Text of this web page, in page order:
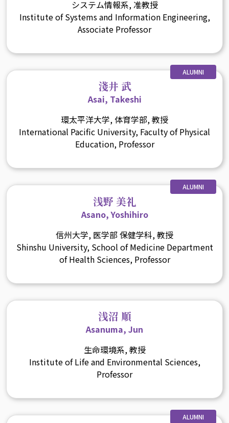
システム情報系, 准教授
Institute of Systems and Information Engineering,
Associate Professor
ALUMNI
淺井 武
Asai, Takeshi
環太平洋大学, 体育学部, 教授
International Pacific University, Faculty of Physical
Education, Professor
ALUMNI
浅野 美礼
Asano, Yoshihiro
信州大学, 医学部 保健学科, 教授
Shinshu University, School of Medicine Department
of Health Sciences, Professor
浅沼 順
Asanuma, Jun
生命環境系, 教授
Institute of Life and Environmental Sciences,
Professor
ALUMNI